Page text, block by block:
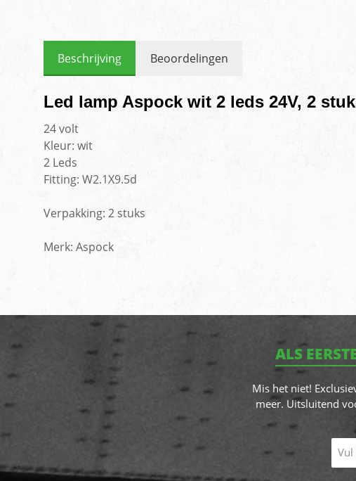
Beschrijving Beoordelingen
Led lamp Aspock wit 2 leds 24V, 2
24 volt
Kleur: wit
2 Leds
Fitting: W2.1X9.5d
Verpakking: 2 stuks
Merk: Aspock
ALS
Mis het niet!
meer. Uitsluitend